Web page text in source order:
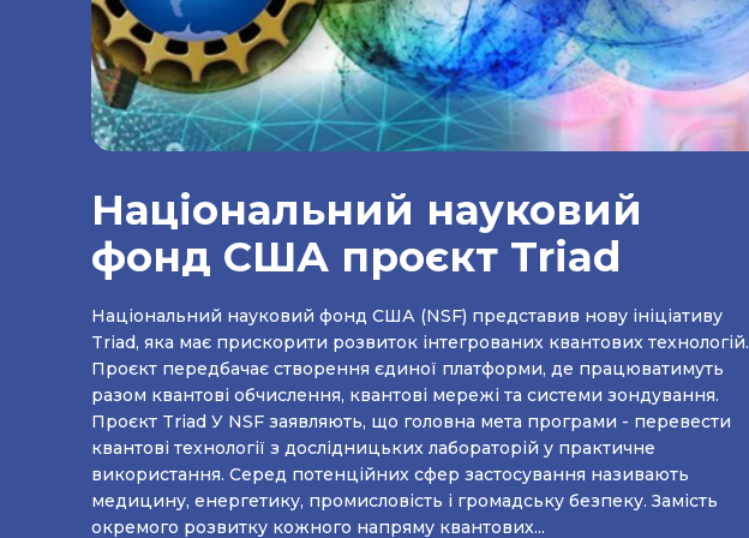
Національний науковий
фонд США проєкт Triad
Національний науковий фонд США (NSF) представив нову ініціативу
Triad, яка має прискорити розвиток інтегрованих квантових технологій.
Проєкт передбачає створення єдиної платформи, де працюватимуть
разом квантові обчислення, квантові мережі та системи зондування.
Проєкт Triad У NSF заявляють, що головна мета програми - перевести
квантові технології з дослідницьких лабораторій у практичне
використання. Серед потенційних сфер застосування називають
медицину, енергетику, промисловість і громадську безпеку. Замість
окремого розвитку кожного напряму квантових...